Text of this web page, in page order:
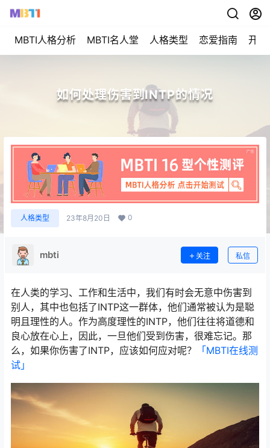
MBTI人格分析 MBTI名人堂 人格类型 恋爱指南 开始
如何处理伤害到INTP的情况
人格类型 23年8月20日 0
mbti 关注 私信
在人类的学习、工作和生活中，我们有时会无意中伤害到
别人，其中也包括了INTP这一群体，他们通常被认为是聪
明且理性的人。作为高度理性的INTP，他们往往将道德和
良心放在心上，因此，一旦他们受到伤害，很难忘记。那
么，如果你伤害了INTP，应该如何应对呢？
「MBTI在线测
试​」